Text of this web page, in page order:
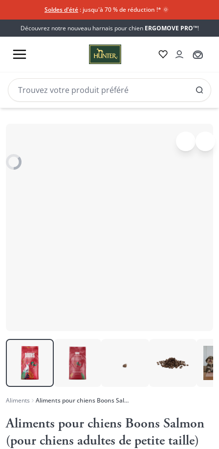
Soldes d'été : jusqu'à 70 % de réduction !*​ 🌞
Découvrez notre nouveau harnais pour chien ERGOMOVE PRO™!
Aliments Aliments pour chiens Boons Salmon (pour chiens adultes de petite taille)
Aliments pour chiens Boons Salmon
(pour chiens adultes de petite taille)